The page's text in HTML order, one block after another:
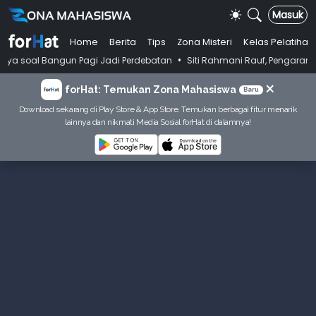
Masuk
Home Berita Tips Zona Misteri
Kelas Pelatihan
Pagi Jadi Perdebatan • Siti Rahmani Rauf, Pengarang Buku
forHat: Temukan Zona Mahasiswa Baru ×
Download sekarang di Play Store & App Store. Temukan berbagai fitur menarik
lainnya dan nikmati Media Sosial forHat di dalamnya!